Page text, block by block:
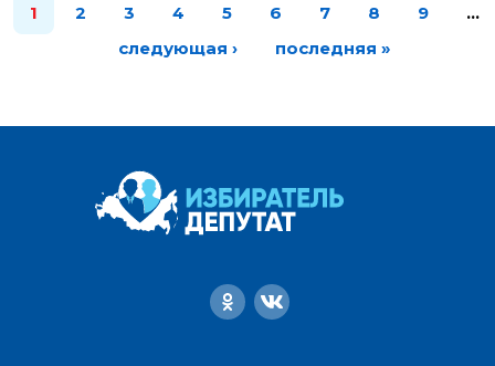
1 2 3 4 5 6 7 8 9
…
следующая ›
последняя »